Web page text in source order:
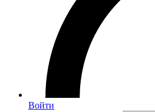
Войти